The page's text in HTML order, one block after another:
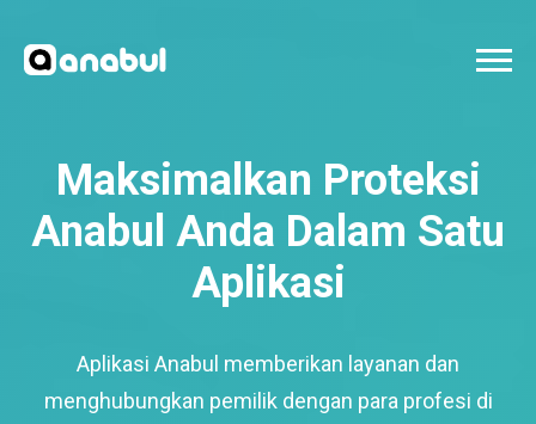
Maksimalkan Proteksi
Anabul Anda Dalam Satu
Aplikasi
Aplikasi Anabul memberikan layanan dan
menghubungkan pemilik dengan para profesi di